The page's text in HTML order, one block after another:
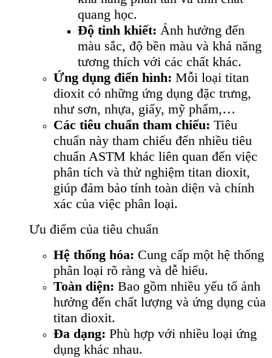
quang học.
Độ tinh khiết: Ảnh hưởng đến
màu sắc, độ bền màu và khả năng
tương thích với các chất khác.
Ứng dụng điển hình: Mỗi loại titan
dioxit có những ứng dụng đặc trưng,
như sơn, nhựa, giấy, mỹ phẩm,…
Các tiêu chuẩn tham chiếu: Tiêu
chuẩn này tham chiếu đến nhiều tiêu
chuẩn ASTM khác liên quan đến việc
phân tích và thử nghiệm titan dioxit,
giúp đảm bảo tính toàn diện và chính
xác của việc phân loại.
Ưu điểm của tiêu chuẩn
Hệ thống hóa: Cung cấp một hệ thống
phân loại rõ ràng và dễ hiểu.
Toàn diện: Bao gồm nhiều yếu tố ảnh
hưởng đến chất lượng và ứng dụng của
titan dioxit.
Đa dạng: Phù hợp với nhiều loại ứng
dụng khác nhau.